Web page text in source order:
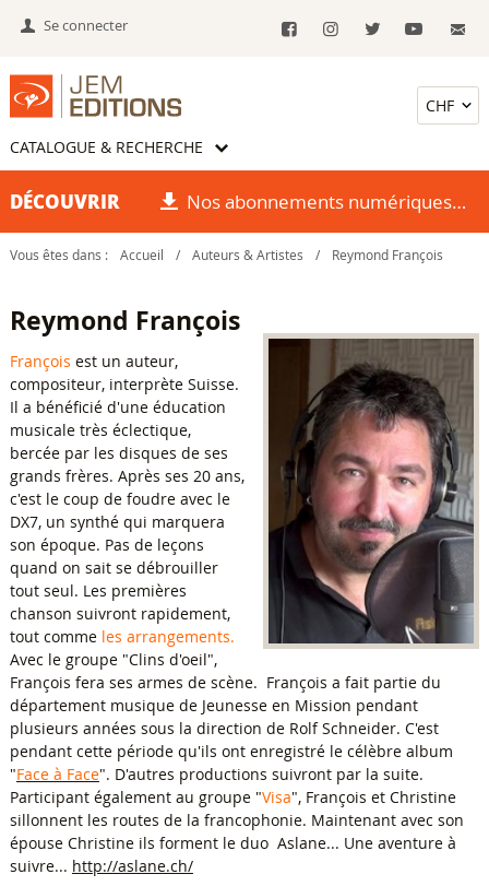
Se connecter
CATALOGUE & RECHERCHE
DÉCOUVRIR Nos abonnements numériques
Vous êtes dans : Accueil / Auteurs & Artistes / Reymond François
Reymond François
François est un auteur,
compositeur, interprète Suisse.
Il a bénéficié d'une éducation
musicale très éclectique,
bercée par les disques de ses
grands frères. Après ses 20 ans,
c'est le coup de foudre avec le
DX7, un synthé qui marquera
son époque. Pas de leçons
quand on sait se débrouiller
tout seul. Les premières
chanson suivront rapidement,
tout comme les arrangements.
Avec le groupe "Clins d'oeil",
François fera ses armes de scène. François a fait partie du
département musique de Jeunesse en Mission pendant
plusieurs années sous la direction de Rolf Schneider. C'est
pendant cette période qu'ils ont enregistré le célèbre album
"Face à Face". D'autres productions suivront par la suite.
Participant également au groupe "Visa", François et Christine
sillonnent les routes de la francophonie. Maintenant avec son
épouse Christine ils forment le duo Aslane... Une aventure à
suivre... http://aslane.ch/